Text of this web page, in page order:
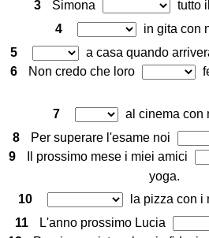
3
Simona
tutto
4
in gita con
5
a casa quando
6
Non credo che loro
7
al cinema con
8
Per superare l'esame noi
9
Il prossimo mese i miei amici
yoga.
10
la pizza con i
11
L'anno prossimo Lucia